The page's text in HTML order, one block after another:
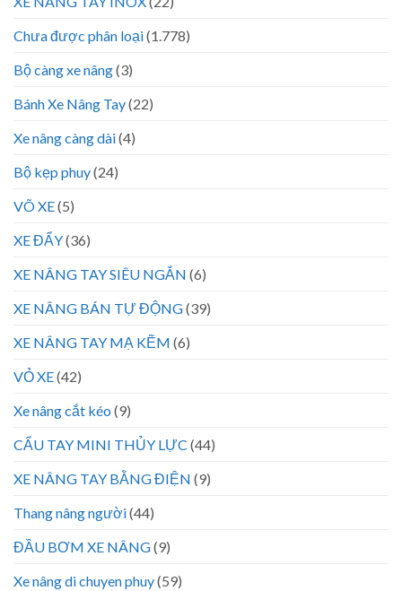
Chưa được phân loại(1.778)
Bộ càng xe nâng(3)
Bánh Xe Nâng Tay(22)
Xe nâng càng dài(4)
Bộ kẹp phuy(24)
VÕ XE(5)
XE ĐẨY(36)
XE NÂNG TAY SIÊU NGẮN (6)
XE NÂNG BÁN TỰ ĐỘNG(39)
XE NÂNG TAY MẠ KẼM (6)
VỎ XE(42)
Xe nâng cắt kéo (9)
CẨU TAY MINI THỦY LỰC (44)
XE NÂNG TAY BẰNG ĐIỆN (9)
Thang nâng người(44)
ĐẦU BƠM XE NÂNG(9)
Xe nâng di chuyen phuy(59)